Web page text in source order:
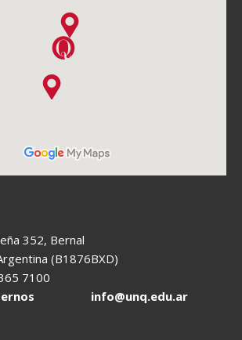
352, Bernal
(B1876BXD)
4365 7100
info@unq.edu.ar